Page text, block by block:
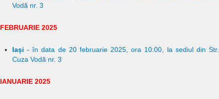
Vodă nr. 3
FEBRUARIE 2025
Iași - în data de 20 februarie 2025, ora 10:00, la sediul din Str.
Cuza Vodă nr. 3
IANUARIE 2025